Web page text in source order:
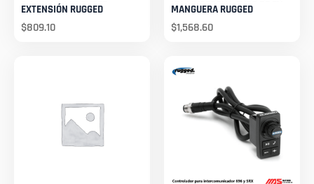
EXTENSIÓN RUGGED
$809.10
MANGUERA RUGGED
$1,568.60